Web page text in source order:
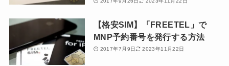
【格安SIM】「FREETEL」で
MNP予約番号を発行する方法
2017年7月9日 2023年11月22日